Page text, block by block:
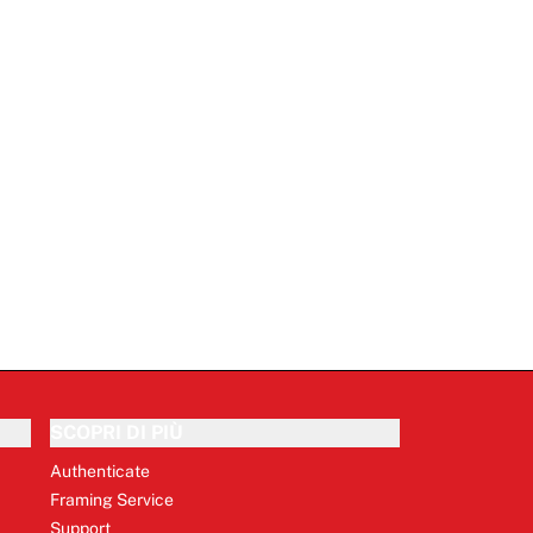
Authenticate
Framing Service
Support